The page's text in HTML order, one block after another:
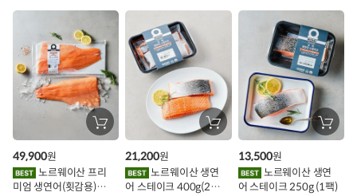
트
장
바
에
담
기
노르웨이산 프리
미엄 생연어(횟감용)
49,900원
장
바
에
담
기
노르웨이산 생연
어 스테이크 400g(2조
21,200원
장
바
에
담
기
어 스테이크 250g (1팩)
13,500원